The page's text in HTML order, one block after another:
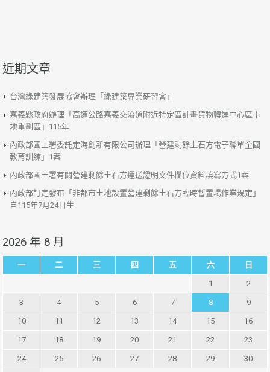
近期文章
台灣綠建築發展協會辦理「綠建築專業研習會」
嘉義縣政府辦理「高速公路嘉義交流道附近特定區計畫貨物轉運中心區市
地重劃區」115年
內政部國土署委託定海創新有限公司辦理「營建剩餘土石方電子聯單全國
教育訓練」1案
內政部國土署有關營建剩餘土石方運送證明文件欄位資料填寫方式1案
內政部訂定發布「非都市土地設置營建剩餘土石方臨時暫置場作業規定」
自115年7月24日生
2026 年 8 月
一 二 三 四 五 六 日
1 2
3 4 5 6 7 8 9
10 11 12 13 14 15 16
17 18 19 20 21 22 23
24 25 26 27 28 29 30